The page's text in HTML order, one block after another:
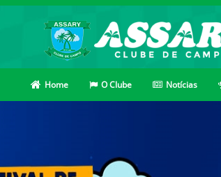
Home O Clube Notícias